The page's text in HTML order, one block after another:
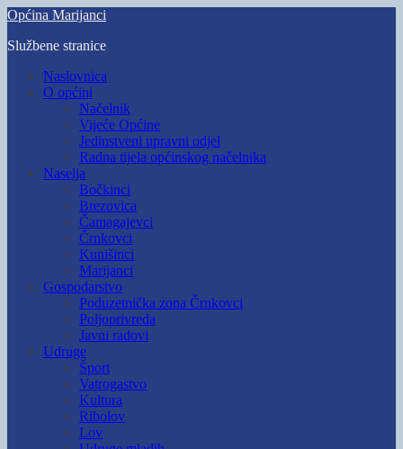
Skip
main
Općina Marijanci
Službene stranice
Toggle
mobile
Naslovnica
O općini
Načelnik
Vijeće Općine
Jedinstveni upravni odjel
Radna tijela općinskog načelnika
Naselja
Bočkinci
Brezovica
Čamagajevci
Črnkovci
Kunišinci
Marijanci
Gospodarstvo
Poduzetnička zona Črnkovci
Poljoprivreda
Javni radovi
Udruge
Šport
Vatrogastvo
Kultura
Ribolov
Lov